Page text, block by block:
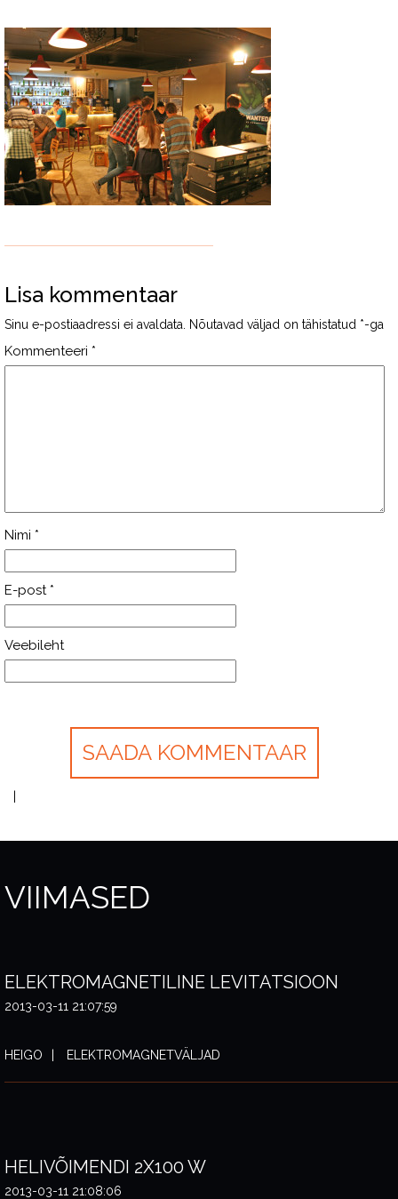
Lisa kommentaar
Sinu e-postiaadressi ei avaldata. Nõutavad väljad on tähistatud *-ga
Kommenteeri *
Nimi *
E-post *
Veebileht
VIIMASED
ELEKTROMAGNETILINE LEVITATSIOON
2013-03-11 21:07:59
HEIGO ELEKTROMAGNETVÄLJAD
HELIVÕIMENDI 2X100 W
2013-03-11 21:08:06